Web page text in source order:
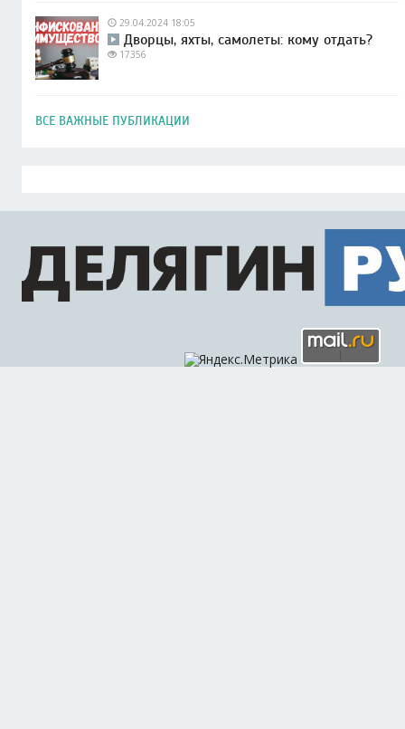
29.04.2024 18:05
Дворцы, яхты, самолеты: кому отдать?
17356
ВСЕ ВАЖНЫЕ ПУБЛИКАЦИИ